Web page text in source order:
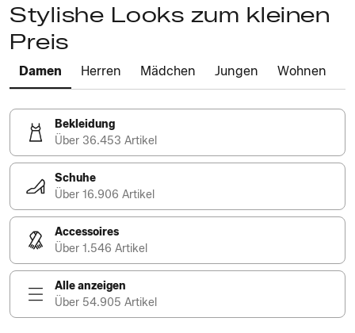
Stylishe Looks zum kleinen
Preis
Damen Herren Mädchen Jungen Wohnen
Bekleidung
Über 36.453 Artikel
Schuhe
Über 16.906 Artikel
Accessoires
Über 1.546 Artikel
Alle anzeigen
Über 54.905 Artikel